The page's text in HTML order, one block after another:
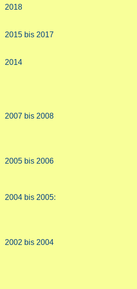
2018
2015 bis 2017
2014
2007 bis 2008
2005 bis 2006
2004 bis 2005:
2002 bis 2004